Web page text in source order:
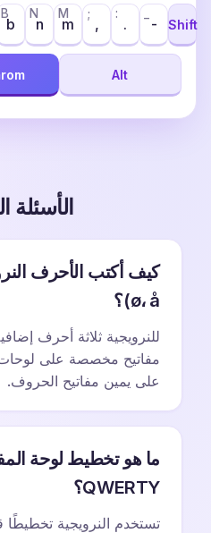
b
B
n
N
m
M
,
;
.
:
- Shift
Alt
الأسئلة
ø، å)؟
مفاتيح مخصصة على لوحات
على يمين مفاتيح الحروف.
ما هو تخطيط لوحة
QWERTY؟